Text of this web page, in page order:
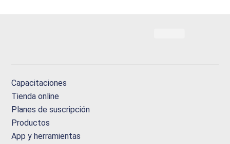
Capacitaciones
Tienda online
Planes de suscripción
Productos
App y herramientas